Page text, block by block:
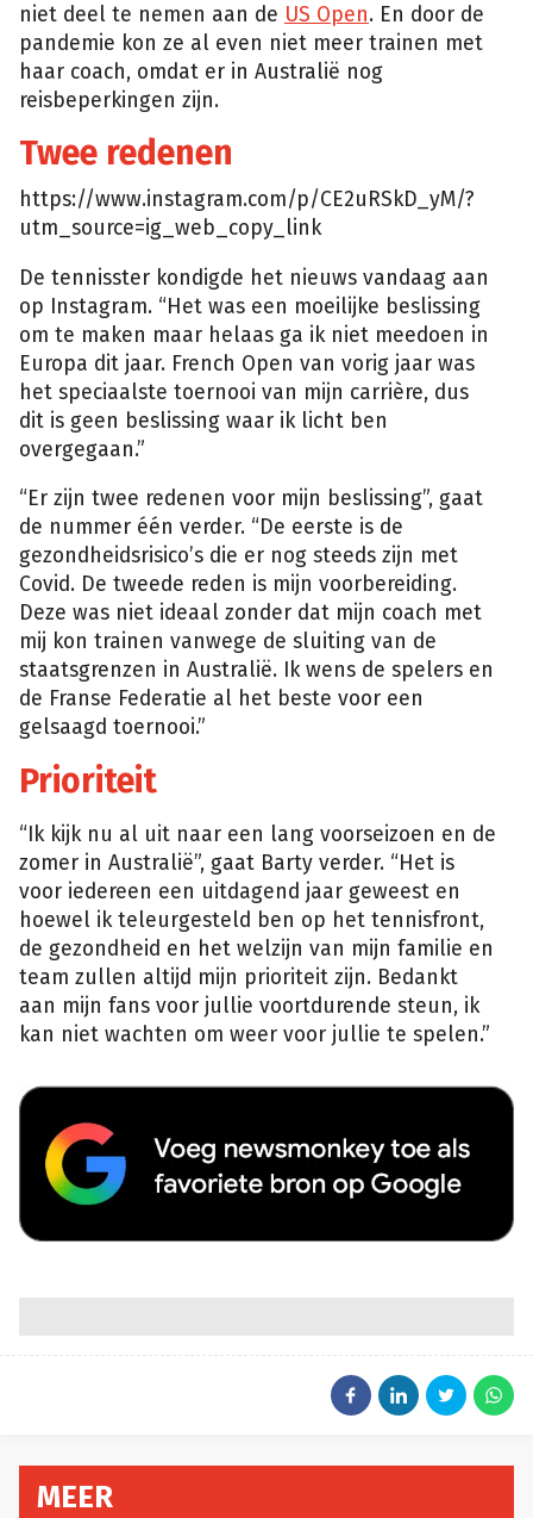
niet deel te nemen aan de US Open. En door de
pandemie kon ze al even niet meer trainen met
haar coach, omdat er in Australië nog
reisbeperkingen zijn.
Twee redenen
https://www.instagram.com/p/CE2uRSkD_yM/?
utm_source=ig_web_copy_link
De tennisster kondigde het nieuws vandaag aan
op Instagram. “Het was een moeilijke beslissing
om te maken maar helaas ga ik niet meedoen in
Europa dit jaar. French Open van vorig jaar was
het speciaalste toernooi van mijn carrière, dus
dit is geen beslissing waar ik licht ben
overgegaan.”
“Er zijn twee redenen voor mijn beslissing”, gaat
de nummer één verder. “De eerste is de
gezondheidsrisico’s die er nog steeds zijn met
Covid. De tweede reden is mijn voorbereiding.
Deze was niet ideaal zonder dat mijn coach met
mij kon trainen vanwege de sluiting van de
staatsgrenzen in Australië. Ik wens de spelers en
de Franse Federatie al het beste voor een
gelsaagd toernooi.”
Prioriteit
“Ik kijk nu al uit naar een lang voorseizoen en de
zomer in Australië”, gaat Barty verder. “Het is
voor iedereen een uitdagend jaar geweest en
hoewel ik teleurgesteld ben op het tennisfront,
de gezondheid en het welzijn van mijn familie en
team zullen altijd mijn prioriteit zijn. Bedankt
aan mijn fans voor jullie voortdurende steun, ik
kan niet wachten om weer voor jullie te spelen.”
MEER